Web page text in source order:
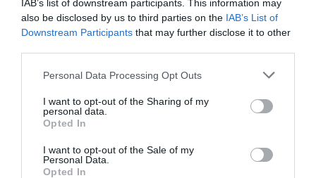
IAB’s list of downstream participants. This information may
also be disclosed by us to third parties on the IAB’s List of
Downstream Participants that may further disclose it to other
Personal Data Processing Opt Outs
I want to opt-out of the Sharing of my
personal data.
Opted In
I want to opt-out of the Sale of my
Personal Data.
Opted In
Βρες το RUNNER!